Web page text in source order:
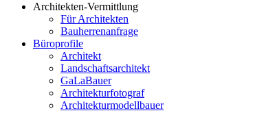
Architekten-Vermittlung
Für Architekten
Bauherrenanfrage
Büroprofile
Architekt
Landschaftsarchitekt
GaLaBauer
Architekturfotograf
Architekturmodellbauer